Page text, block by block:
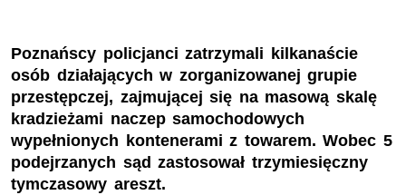
Poznańscy policjanci zatrzymali kilkanaście
osób działających w zorganizowanej grupie
przestępczej, zajmującej się na masową skalę
kradzieżami naczep samochodowych
wypełnionych kontenerami z towarem. Wobec 5
podejrzanych sąd zastosował trzymiesięczny
tymczasowy areszt.